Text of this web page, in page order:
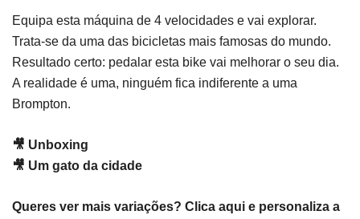
Equipa esta máquina de 4 velocidades e vai explorar.
Trata-se da uma das bicicletas mais famosas do mundo.
Resultado certo: pedalar esta bike vai melhorar o seu dia.
A realidade é uma, ninguém fica indiferente a uma
Brompton.
🎥 Unboxing
🎥 Um gato da cidade
Queres ver mais variações? Clica aqui e personaliza a